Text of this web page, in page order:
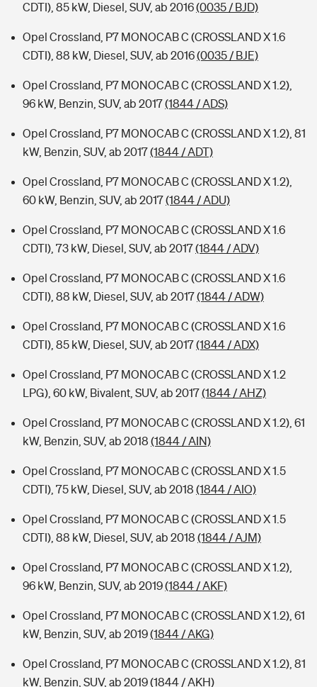
Sie haben Fragen?
CDTI), 85 kW, Diesel, SUV, ab 2016(0035 / BJD)
Opel Crossland, P7 MONOCAB C (CROSSLAND X 1.6
CDTI), 88 kW, Diesel, SUV, ab 2016(0035 / BJE)
Opel Crossland, P7 MONOCAB C (CROSSLAND X 1.2),
96 kW, Benzin, SUV, ab 2017(1844 / ADS)
Opel Crossland, P7 MONOCAB C (CROSSLAND X 1.2), 81
kW, Benzin, SUV, ab 2017(1844 / ADT)
Opel Crossland, P7 MONOCAB C (CROSSLAND X 1.2),
60 kW, Benzin, SUV, ab 2017(1844 / ADU)
Opel Crossland, P7 MONOCAB C (CROSSLAND X 1.6
CDTI), 73 kW, Diesel, SUV, ab 2017(1844 / ADV)
Opel Crossland, P7 MONOCAB C (CROSSLAND X 1.6
CDTI), 88 kW, Diesel, SUV, ab 2017(1844 / ADW)
Opel Crossland, P7 MONOCAB C (CROSSLAND X 1.6
CDTI), 85 kW, Diesel, SUV, ab 2017(1844 / ADX)
Opel Crossland, P7 MONOCAB C (CROSSLAND X 1.2
LPG), 60 kW, Bivalent, SUV, ab 2017(1844 / AHZ)
Opel Crossland, P7 MONOCAB C (CROSSLAND X 1.2), 61
kW, Benzin, SUV, ab 2018 (1844 / AIN)
Opel Crossland, P7 MONOCAB C (CROSSLAND X 1.5
CDTI), 75 kW, Diesel, SUV, ab 2018 (1844 / AIO)
Opel Crossland, P7 MONOCAB C (CROSSLAND X 1.5
CDTI), 88 kW, Diesel, SUV, ab 2018 (1844 / AJM)
Opel Crossland, P7 MONOCAB C (CROSSLAND X 1.2),
96 kW, Benzin, SUV, ab 2019(1844 / AKF)
Opel Crossland, P7 MONOCAB C (CROSSLAND X 1.2), 61
kW, Benzin, SUV, ab 2019(1844 / AKG)
Opel Crossland, P7 MONOCAB C (CROSSLAND X 1.2), 81
kW, Benzin, SUV, ab 2019(1844 / AKH)